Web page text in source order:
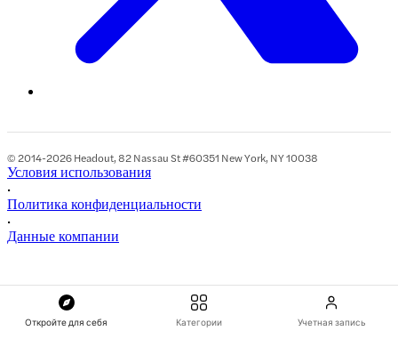
Откройте для себя Категории Учетная запись
© 2014-2026 Headout, 82 Nassau St #60351 New York, NY 10038
Условия использования
•
Политика конфиденциальности
•
Данные компании